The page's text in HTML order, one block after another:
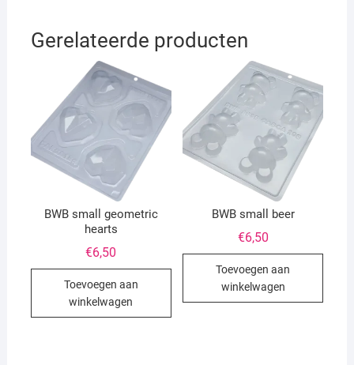
Gerelateerde producten
BWB small geometric
hearts
€6,50
Toevoegen aan
winkelwagen
BWB small beer
€6,50
Toevoegen aan
winkelwagen